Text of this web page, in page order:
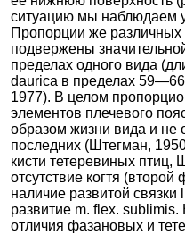
ситуацию мы наблюдаем
Пропорции же различных
подвержены
пределах одного вида
daurica в пределах
1977). В целом
элементов плечевого
образом жизни вида и не
последних (Штегман,
кисти тетеревиных птиц,
отсутствие когтя
наличие развитой
развитие m. flex.
отличия фазановых и